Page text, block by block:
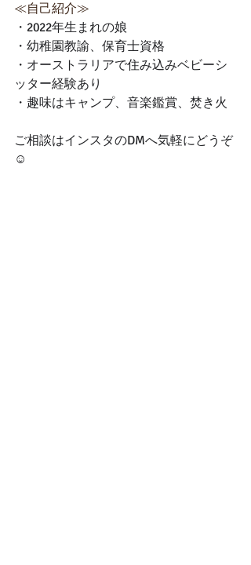
≪自己紹介≫
・2022年生まれの娘
・幼稚園教諭、保育士資格
・オーストラリアで住み込みベビーシ
ッター経験あり
・趣味はキャンプ、音楽鑑賞、焚き火
ご相談はインスタのDMへ気軽にどうぞ
☺︎